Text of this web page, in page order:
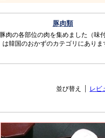
豚肉類
豚肉の各部位の肉を集めました（味
は韓国のおかずのカテゴリにありま
並び替え レビ